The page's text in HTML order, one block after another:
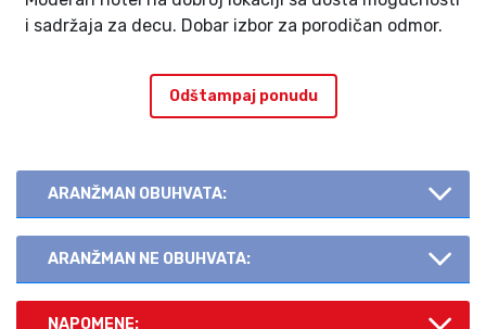
i sadržaja za decu. Dobar izbor za porodičan odmor.
Odštampaj ponudu
ARANŽMAN OBUHVATA:
ARANŽMAN NE OBUHVATA:
NAPOMENE: